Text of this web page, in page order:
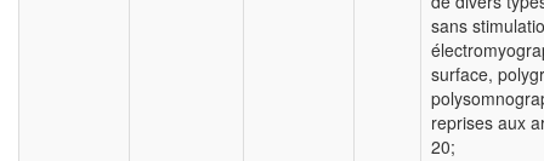
sans
surface,
reprises aux
20;